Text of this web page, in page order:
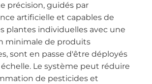
précision, guidés par
artificielle et capables de
plantes individuelles avec une
minimale de produits
sont en passe d'être déployés
Le système peut réduire
de pesticides et